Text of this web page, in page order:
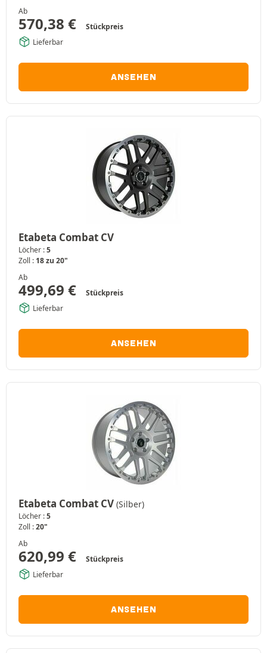
Ab
570,38 €
Stückpreis
Lieferbar
ANSEHEN
Etabeta Combat CV
Löcher :5
Zoll : 18 zu 20"
Ab
499,69 €
Stückpreis
Lieferbar
ANSEHEN
Etabeta Combat CV (Silber)
Löcher :5
Zoll :20"
Ab
620,99 €
Stückpreis
Lieferbar
ANSEHEN